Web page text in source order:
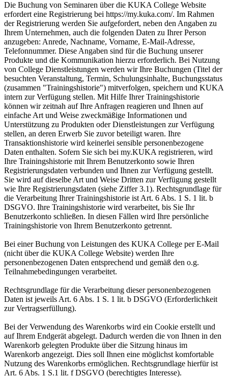
Die Buchung von Seminaren über die KUKA College Website
erfordert eine Registrierung bei https://my.kuka.com/. Im Rahmen
der Registrierung werden Sie aufgefordert, neben den Angaben zu
Ihrem Unternehmen, auch die folgenden Daten zu Ihrer Person
anzugeben: Anrede, Nachname, Vorname, E-Mail-Adresse,
Telefonnummer. Diese Angaben sind für die Buchung unserer
Produkte und die Kommunikation hierzu erforderlich. Bei Nutzung
von College Dienstleistungen werden wir Ihre Buchungen (Titel der
besuchten Veranstaltung, Termin, Schulungsinhalte, Buchungsstatus
(zusammen "Trainingshistorie") mitverfolgen, speichern und KUKA
intern zur Verfügung stellen. Mit Hilfe Ihrer Trainingshistorie
können wir zeitnah auf Ihre Anfragen reagieren und Ihnen auf
einfache Art und Weise zweckmäßige Informationen und
Unterstützung zu Produkten oder Dienstleistungen zur Verfügung
stellen, an deren Erwerb Sie zuvor beteiligt waren. Ihre
Transaktionshistorie wird keinerlei sensible personenbezogene
Daten enthalten. Sofern Sie sich bei my.KUKA registrieren, wird
Ihre Trainingshistorie mit Ihrem Benutzerkonto sowie Ihren
Registrierungsdaten verbunden und Ihnen zur Verfügung gestellt.
Sie wird auf dieselbe Art und Weise Dritten zur Verfügung gestellt
wie Ihre Registrierungsdaten (siehe Ziffer 3.1). Rechtsgrundlage für
die Verarbeitung Ihrer Trainingshistorie ist Art. 6 Abs. 1 S. 1 lit. b
DSGVO. Ihre Trainingshistorie wird verarbeitet, bis Sie Ihr
Benutzerkonto schließen. In diesen Fällen wird Ihre persönliche
Trainingshistorie von Ihrem Benutzerkonto getrennt.
Bei einer Buchung von Leistungen des KUKA College per E-Mail
(nicht über die KUKA College Website) werden Ihre
personenbezogenen Daten entsprechend und gemäß den o.g.
Teilnahmebedingungen verarbeitet.
Rechtsgrundlage für die Verarbeitung dieser personenbezogenen
Daten ist jeweils Art. 6 Abs. 1 S. 1 lit. b DSGVO (Erforderlichkeit
zur Vertragserfüllung).
Bei der Verwendung des Warenkorbs wird ein Cookie erstellt und
auf Ihrem Endgerät abgelegt. Dadurch werden die von Ihnen in den
Warenkorb gelegten Produkte über die Sitzung hinaus im
Warenkorb angezeigt. Dies soll Ihnen eine möglichst komfortable
Nutzung des Warenkorbs ermöglichen. Rechtsgrundlage hierfür ist
Art. 6 Abs. 1 S.1 lit. f DSGVO (berechtigtes Interesse).